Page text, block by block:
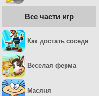
Все части игр
Как достать соседа
Веселая ферма
Масяня